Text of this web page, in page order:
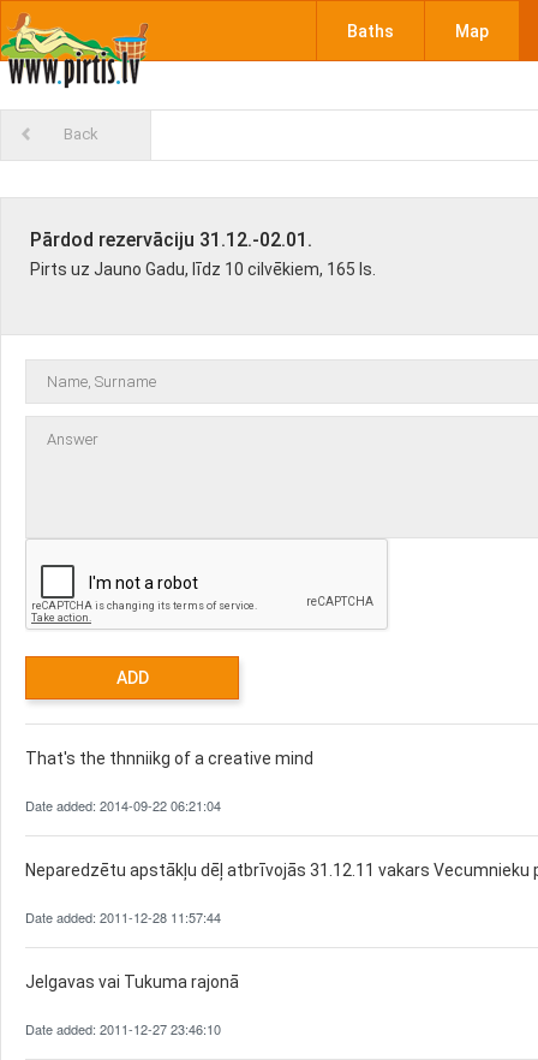
Baths Map
Back
Pārdod rezervāciju 31.12.-02.01.
Pirts uz Jauno Gadu, līdz 10 cilvēkiem, 165 ls.
That's the thnniikg of a creative mind
Date added: 2014-09-22 06:21:04
Neparedzētu apstākļu dēļ atbrīvojās 31.12.11 vakars Vecumnieku
Date added: 2011-12-28 11:57:44
Jelgavas vai Tukuma rajonā
Date added: 2011-12-27 23:46:10